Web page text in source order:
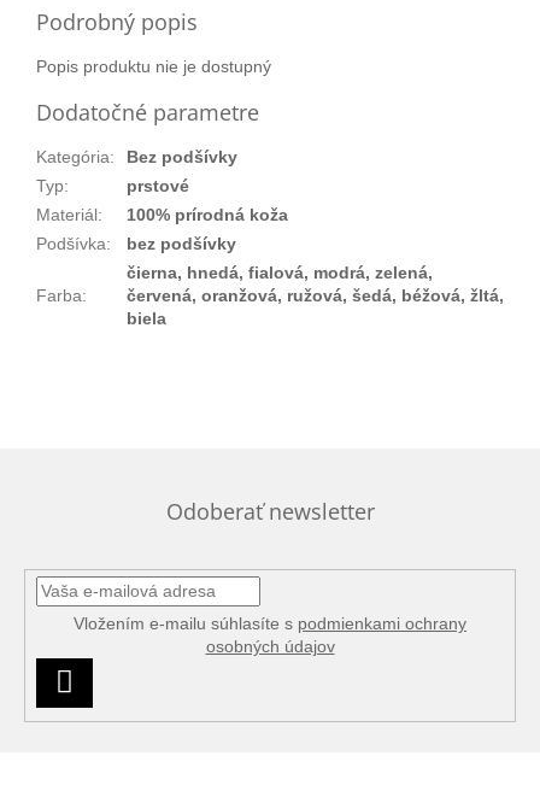
Podrobný popis
Popis produktu nie je dostupný
Dodatočné parametre
Kategória:
Bez podšívky
Typ:
prstové
Materiál:
100% prírodná koža
Podšívka: bez podšívky
Farba:
čierna, hnedá, fialová, modrá, zelená,
červená, oranžová, ružová, šedá, béžová, žltá,
biela
Odoberať newsletter
Vložením e-mailu súhlasíte s podmienkami ochrany
osobných údajov
SA